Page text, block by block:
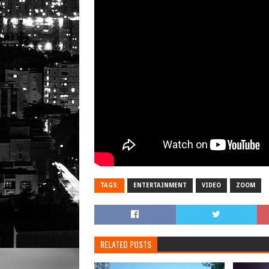
TAGS: ENTERTAINMENT VIDEO ZOOM
RELATED POSTS